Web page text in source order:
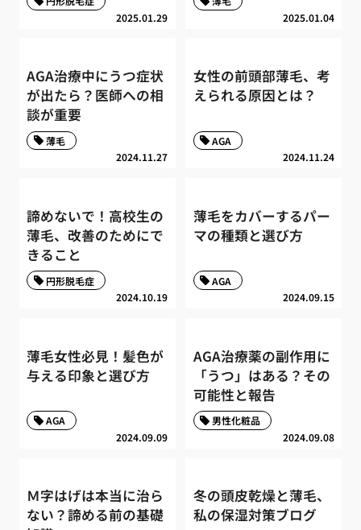
2025.01.29 2025.01.04
AGA治療中にうつ症状
が出たら？医師への相
談が重要
2024.11.27
薄毛
女性の前頭部薄毛、考
えられる原因とは？
2024.11.24
AGA
諦めないで！高校生の
薄毛、改善のためにで
きること
2024.10.19
円形脱毛症
薄毛をカバーするパー
マの種類と選び方
2024.09.15
AGA
薄毛女性必見！髪色が
与える印象と選び方
2024.09.09
AGA
AGA治療薬の副作用に
「うつ」はある？その
可能性と報告
2024.09.08
男性化粧品
Ｍ字はげは本当に治ら
ない？諦める前の基礎
冬の頭皮乾燥と薄毛、
私の保湿対策ブログ